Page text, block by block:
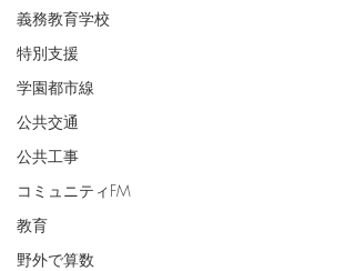
義務教育学校
特別支援
学園都市線
公共交通
公共工事
コミュニティFM
教育
野外で算数